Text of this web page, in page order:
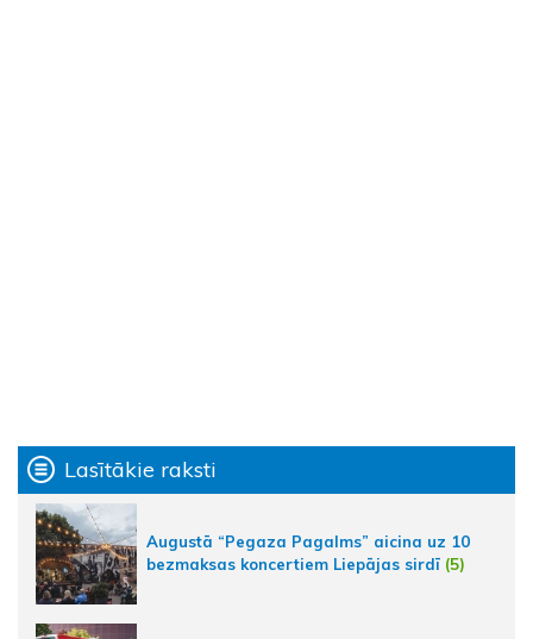
Lasītākie raksti
Augustā “Pegaza Pagalms” aicina uz 10
bezmaksas koncertiem Liepājas sirdī (5)